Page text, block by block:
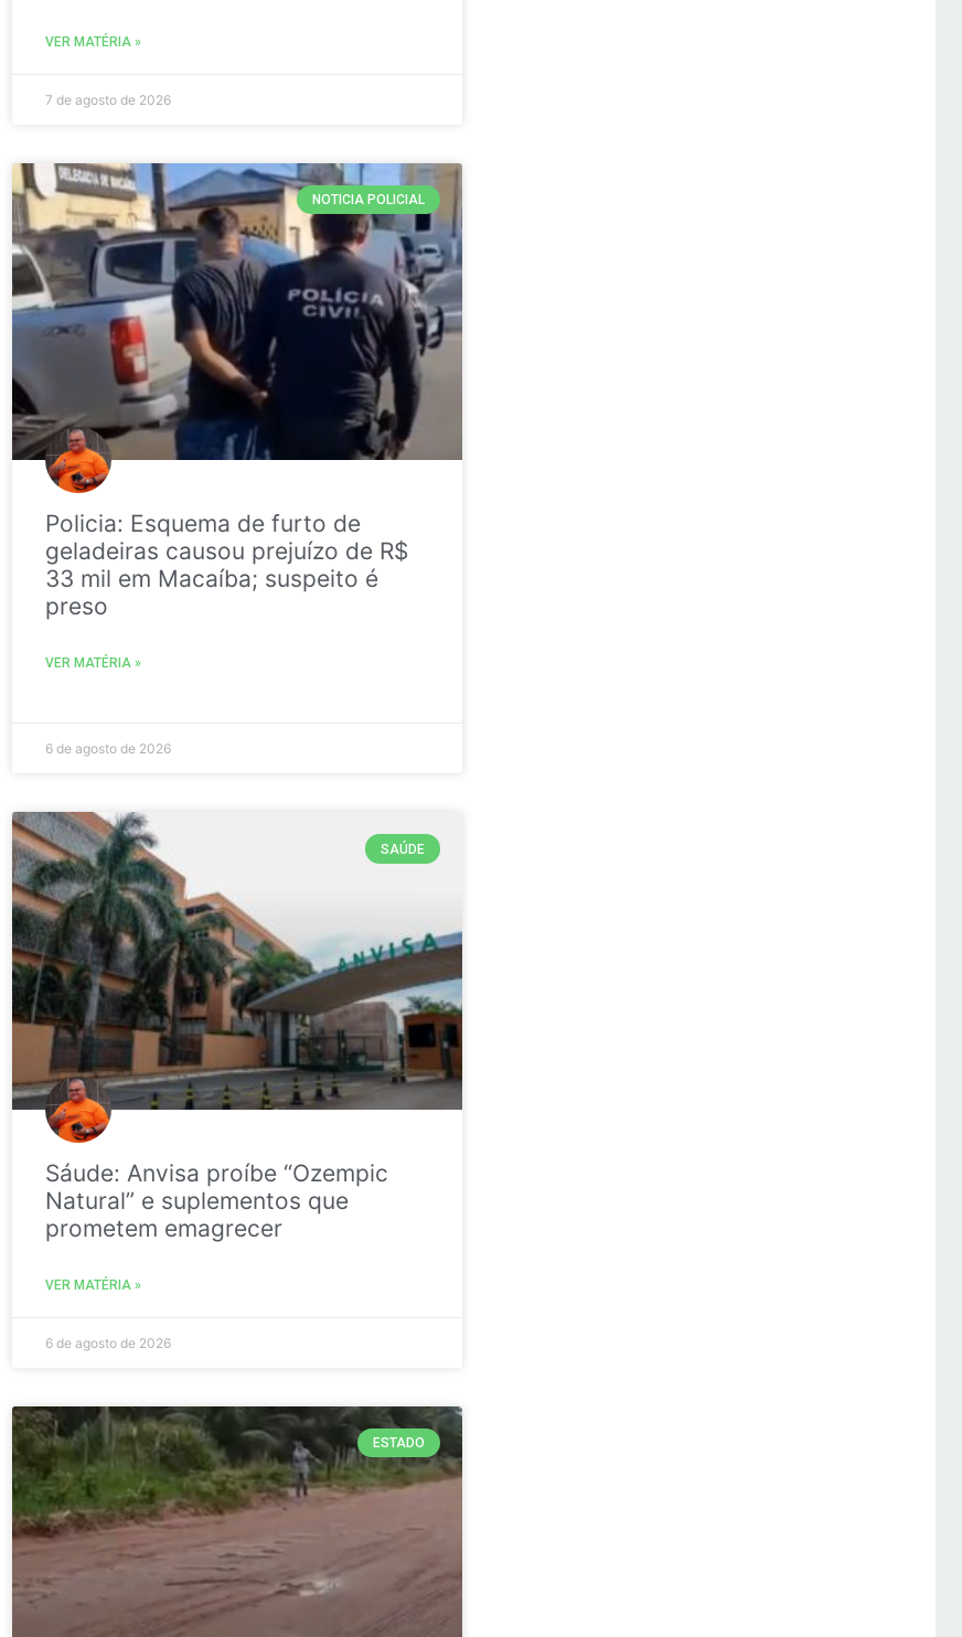
VER MATÉRIA »
7 de agosto de 2026
NOTICIA POLICIAL
Policia: Esquema de furto de
geladeiras causou prejuízo de R$
33 mil em Macaíba; suspeito é
preso
VER MATÉRIA »
6 de agosto de 2026
SAÚDE
Sáude: Anvisa proíbe “Ozempic
Natural” e suplementos que
prometem emagrecer
VER MATÉRIA »
6 de agosto de 2026
ESTADO